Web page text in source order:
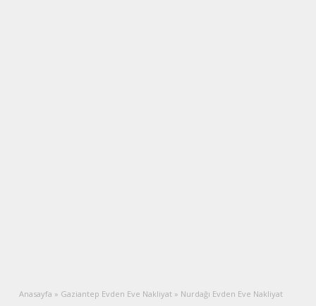
Anasayfa » Gaziantep Evden Eve Nakliyat » Nurdağı Evden Eve Nakliyat